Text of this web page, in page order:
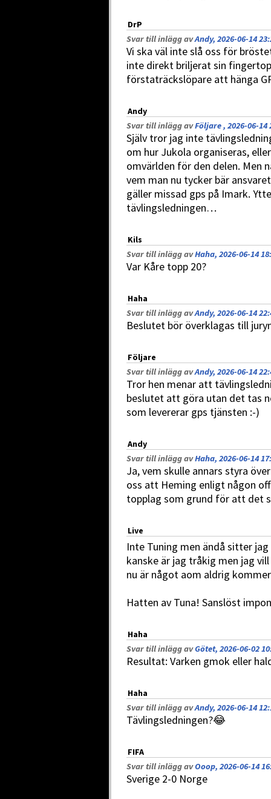
DrP
Svar till inlägg avAndy, 2026-06-14
Vi ska väl inte slå oss för
inte direkt briljerat sin
förstaträckslöpare att hänga
Andy
Svar till inlägg avFöljare , 2026-06-14
Själv tror jag inte
om hur Jukola organiseras,
omvärlden för den delen. Men
vem man nu tycker bär
gäller missad gps på Imark.
tävlingsledningen…
Kils
Svar till inlägg avHaha, 2026-06-14
Var Kåre topp 20?
Haha
Svar till inlägg avAndy, 2026-06-14
Beslutet bör överklagas till
Följare
Svar till inlägg avAndy, 2026-06-14
Tror hen menar att
beslutet att göra utan det tas
som levererar gps tjänsten :-)
Andy
Svar till inlägg avHaha, 2026-06-14
Ja, vem skulle annars styra
oss att Heming enligt någon
topplag som grund för att det
Live
Inte Tuning men ändå sitter
kanske är jag tråkig men jag
nu är något aom aldrig
Hatten av Tuna! Sanslöst
Haha
Svar till inlägg avGötet, 2026-06-02
Resultat: Varken gmok eller
Haha
Svar till inlägg avAndy, 2026-06-14
Tävlingsledningen?😂
FIFA
Svar till inlägg avOoop, 2026-06-14
Sverige 2-0 Norge